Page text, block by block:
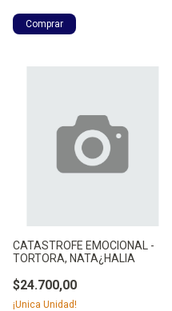
CATASTROFE EMOCIONAL -
TORTORA, NATA¿HALIA
$24.700,00
¡Unica Unidad!